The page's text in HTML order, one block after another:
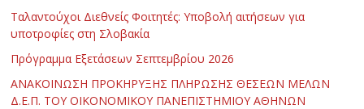
Ταλαντούχοι Διεθνείς Φοιτητές: Υποβολή αιτήσεων για
υποτροφίες στη Σλοβακία
Πρόγραμμα Εξετάσεων Σεπτεμβρίου 2026
ΑΝΑΚΟΙΝΩΣΗ ΠΡΟΚΗΡΥΞΗΣ ΠΛΗΡΩΣΗΣ ΘΕΣΕΩΝ ΜΕΛΩΝ
Δ.Ε.Π. ΤΟΥ ΟΙΚΟΝΟΜΙΚΟΥ ΠΑΝΕΠΙΣΤΗΜΙΟΥ ΑΘΗΝΩΝ